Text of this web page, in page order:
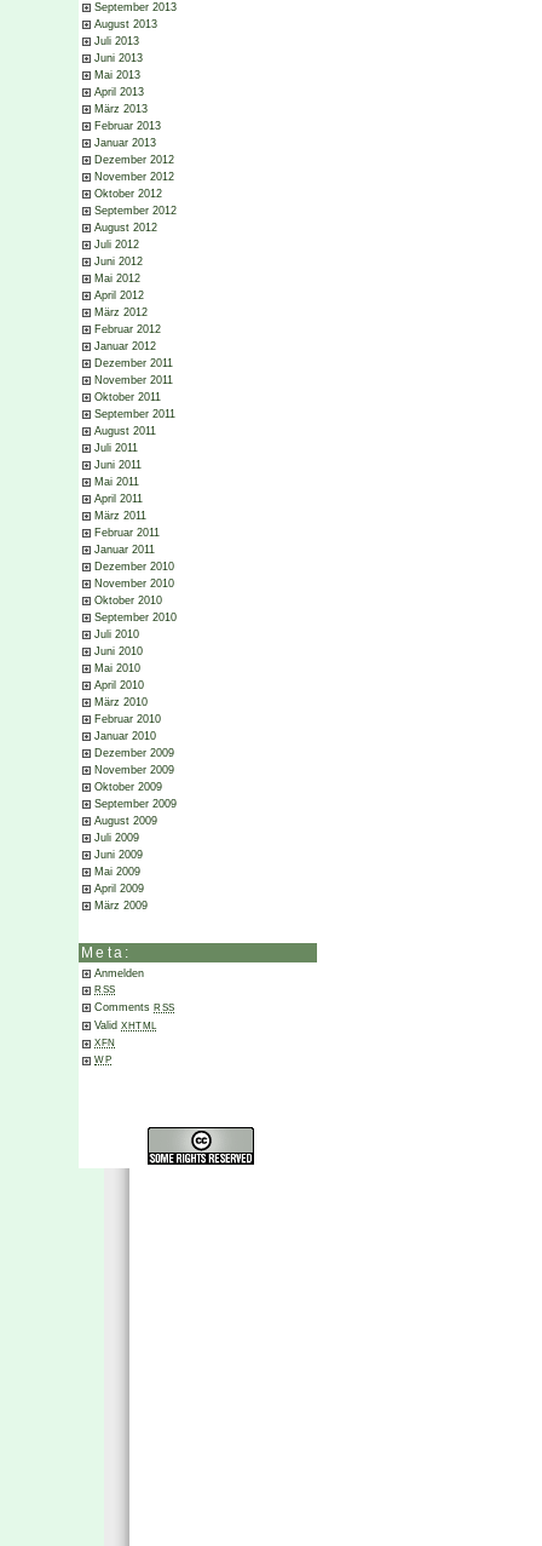
September 2013
August 2013
Juli 2013
Juni 2013
Mai 2013
April 2013
März 2013
Februar 2013
Januar 2013
Dezember 2012
November 2012
Oktober 2012
September 2012
August 2012
Juli 2012
Juni 2012
Mai 2012
April 2012
März 2012
Februar 2012
Januar 2012
Dezember 2011
November 2011
Oktober 2011
September 2011
August 2011
Juli 2011
Juni 2011
Mai 2011
April 2011
März 2011
Februar 2011
Januar 2011
Dezember 2010
November 2010
Oktober 2010
September 2010
Juli 2010
Juni 2010
Mai 2010
April 2010
März 2010
Februar 2010
Januar 2010
Dezember 2009
November 2009
Oktober 2009
September 2009
August 2009
Juli 2009
Juni 2009
Mai 2009
April 2009
März 2009
Meta:
Anmelden
RSS
Comments RSS
Valid XHTML
XFN
WP